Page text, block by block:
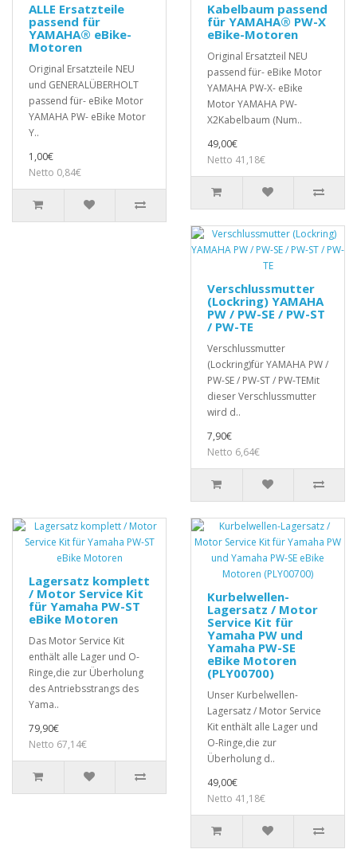
ALLE Ersatzteile
passend für
YAMAHA® eBike-
Motoren
Original Ersatzteile NEU
und GENERALÜBERHOLT
passend für- eBike Motor
YAMAHA PW- eBike Motor
Y..
1,00€
Netto 0,84€
Kabelbaum passend
für YAMAHA® PW-X
eBike-Motoren
Original Ersatzteil NEU
passend für- eBike Motor
YAMAHA PW-X- eBike
Motor YAMAHA PW-
X2Kabelbaum (Num..
49,00€
Netto 41,18€
Verschlussmutter
(Lockring) YAMAHA
PW / PW-SE / PW-ST
/ PW-TE
Verschlussmutter
(Lockring)für YAMAHA PW /
PW-SE / PW-ST / PW-TEMit
dieser Verschlussmutter
wird d..
7,90€
Netto 6,64€
Lagersatz komplett
/ Motor Service Kit
für Yamaha PW-ST
eBike Motoren
Das Motor Service Kit
enthält alle Lager und O-
Ringe,die zur Überholung
des Antriebsstrangs des
Yama..
79,90€
Netto 67,14€
Kurbelwellen-
Lagersatz / Motor
Service Kit für
Yamaha PW und
Yamaha PW-SE
eBike Motoren
(PLY00700)
Unser Kurbelwellen-
Lagersatz / Motor Service
Kit enthält alle Lager und
O-Ringe,die zur
Überholung d..
49,00€
Netto 41,18€